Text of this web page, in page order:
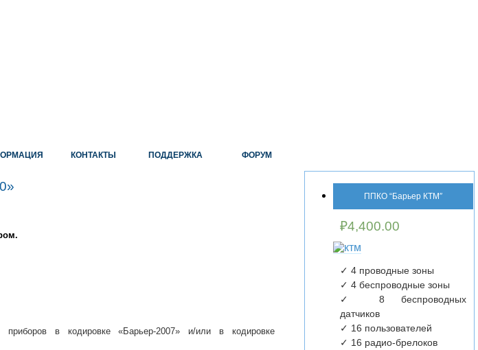
КОНТАКТЫ ПОДДЕРЖКА ФОРУМ
в кодировке «Барьер-2007» и/или в кодировке
ППКО “Барьер КТМ″
₽4,400.00
✓ 4 проводные зоны
✓ 4 беспроводные зоны
✓ 8 беспроводных
датчиков
✓ 16 пользователей
✓ 16 радио-брелоков